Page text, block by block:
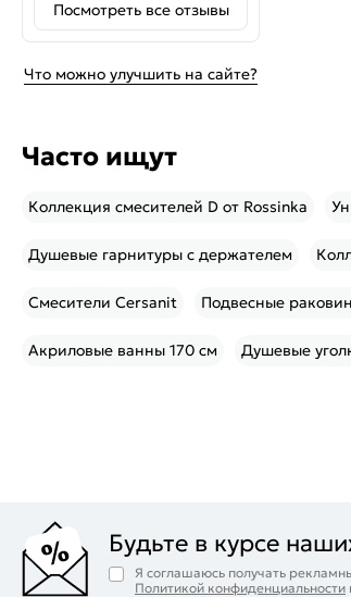
Посмотреть все отзывы
Что можно улучшить на сайте?
Часто ищут
Коллекция смесителей D от Rossinka
Душевые гарнитуры с держателем
Смесители Cersanit Подвесные
Акриловые ванны 170 см Душевые
Будьте в курсе
Я соглашаюсь получать
Политикой конфиденциальности